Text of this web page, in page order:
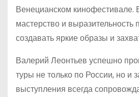
Венецианском кинофестивале.
мастерство и выразительность
создавать яркие образы и
Валерий Леонтьев успешно
туры не только по России, но и
выступления всегда